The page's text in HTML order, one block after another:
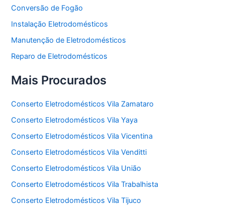
Conversão de Fogão
Instalação Eletrodomésticos
Manutenção de Eletrodomésticos
Reparo de Eletrodomésticos
Mais Procurados
Conserto Eletrodomésticos Vila Zamataro
Conserto Eletrodomésticos Vila Yaya
Conserto Eletrodomésticos Vila Vicentina
Conserto Eletrodomésticos Vila Venditti
Conserto Eletrodomésticos Vila União
Conserto Eletrodomésticos Vila Trabalhista
Conserto Eletrodomésticos Vila Tijuco